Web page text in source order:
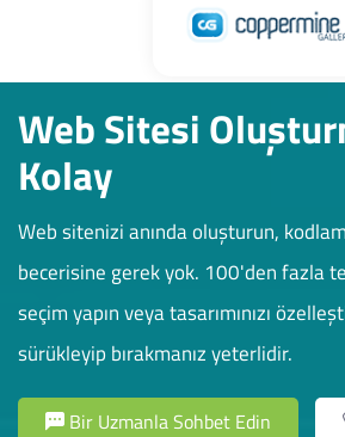
Web Sitesi
Kolay
Web sitenizi anında oluşturun,
becerisine gerek yok. 100'den fazla
seçim yapın veya tasarımınızı
sürükleyip bırakmanız yeterlidir.
Bir Uzmanla Sohbet Edin